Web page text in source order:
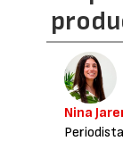
Nina